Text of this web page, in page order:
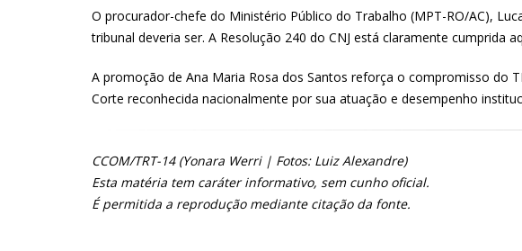
O procurador-chefe do Ministério Público do Trabalho (MPT-RO/AC),
tribunal deveria ser. A Resolução 240 do CNJ está claramente cumprida
A promoção de Ana Maria Rosa dos Santos reforça o compromisso do
Corte reconhecida nacionalmente por sua atuação e desempenho
CCOM/TRT-14 (Yonara Werri | Fotos: Luiz Alexandre)
Esta matéria tem caráter informativo, sem cunho oficial.
É permitida a reprodução mediante citação da fonte.